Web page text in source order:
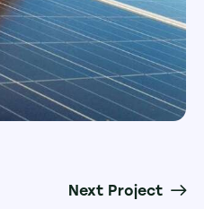
Next Project